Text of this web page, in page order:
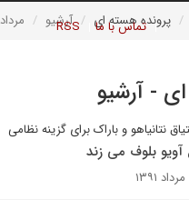
تماس با ما RSS پرونده هسته ای آرشیو مرداد ۱۳۹۱
- آرشیو
نتانیاهو و باراک برای گزینه نظامی
آویو بلوف می زند